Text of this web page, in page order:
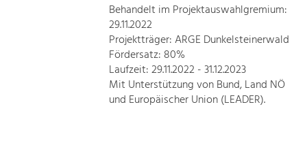
Behandelt im Projektauswahlgremium:
29.11.2022
Projektträger: ARGE Dunkelsteinerwald
Fördersatz: 80%
Laufzeit: 29.11.2022 - 31.12.2023
Mit Unterstützung von Bund, Land NÖ
und Europäischer Union (LEADER).